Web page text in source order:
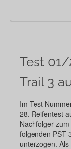
Test 01/
Trail 3
Im Test
28. Reifentest
Nachfolger
folgenden PST
unterzogen.